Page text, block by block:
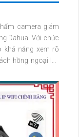
camera giám
Với chức
khả năng xem rõ
hồng ngoại lên